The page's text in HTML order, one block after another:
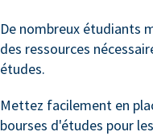
De nombreux étudiants
des ressources
études.
Mettez facilement en
bourses d'études pour